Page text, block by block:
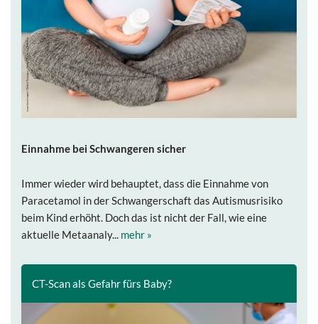
Einnahme bei Schwangeren sicher
Immer wieder wird behauptet, dass die Einnahme von
Paracetamol in der Schwangerschaft das Autismusrisiko
beim Kind erhöht. Doch das ist nicht der Fall, wie eine
aktuelle Metaanaly... mehr »
CT-Scan als Gefahr fürs Baby?